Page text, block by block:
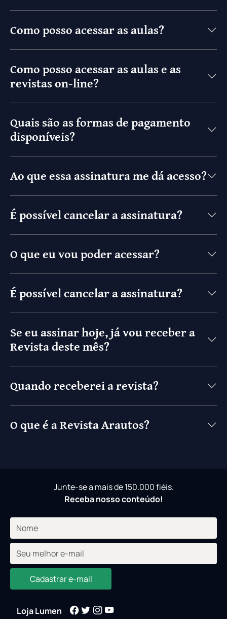
Como posso acessar as aulas?
Como posso acessar as aulas e as
revistas on-line?
Quais são as formas de pagamento
disponíveis?
Ao que essa assinatura me dá acesso?
É possível cancelar a assinatura?
O que eu vou poder acessar?
É possível cancelar a assinatura?
Se eu assinar hoje, já vou receber a
Revista deste mês?
Quando receberei a revista?
O que é a Revista Arautos?
Junte-se a mais de 150.000 fiéis.
Receba nosso conteúdo!
Cadastrar e-mail
Loja Lumen